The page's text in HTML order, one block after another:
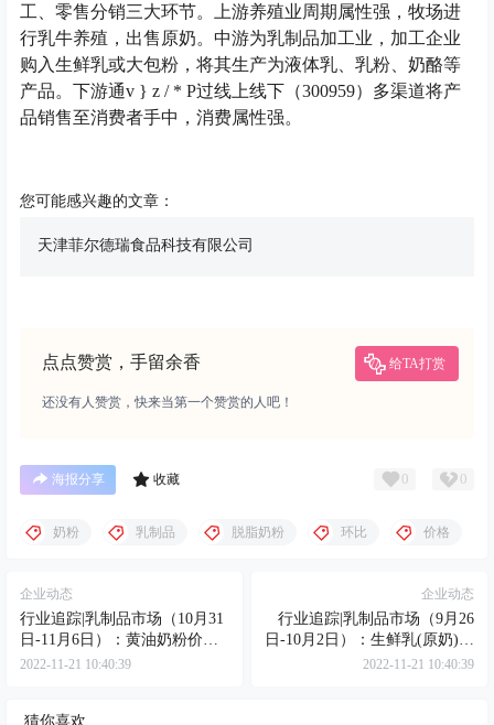
工、零售分销三大环节。上游养殖业周期属性强，牧场进
行乳牛养殖，出售原奶。中游为乳制品加工业，加工企业
购入生鲜乳或大包粉，将其生产为液体乳、乳粉、奶酪等
产品。下游通v } z / * P过线上线下（300959）多渠道将产
品销售至消费者手中，消费属性强。
您可能感兴趣的文章：
天津菲尔德瑞食品科技有限公司
点点赞赏，手留余香 给TA打赏
还没有人赞赏，快来当第一个赞赏的人吧！
海报分享 收藏 0 0
奶粉 乳制品 脱脂奶粉 环比 价格
企业动态
行业追踪|乳制品市场（10月31
日-11月6日）：黄油奶粉价格
环比大..
2022-11-21 10:40:39
企业动态
行业追踪|乳制品市场（9月26
日-10月2日）：生鲜乳(原奶)价
格环比..
2022-11-21 10:40:39
猜你喜欢